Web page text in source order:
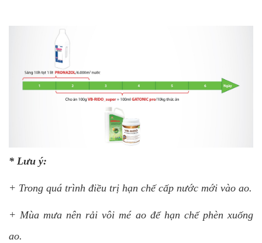
* Lưu ý:
+ Trong quá trình điều trị hạn chế cấp nước mới vào ao.
+ Mùa mưa nên rải vôi mé ao để hạn chế phèn xuống
ao.